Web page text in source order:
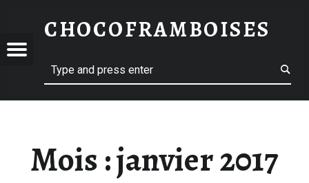
CHOCOFRAMBOISES
Menu
Mois :janvier 2017